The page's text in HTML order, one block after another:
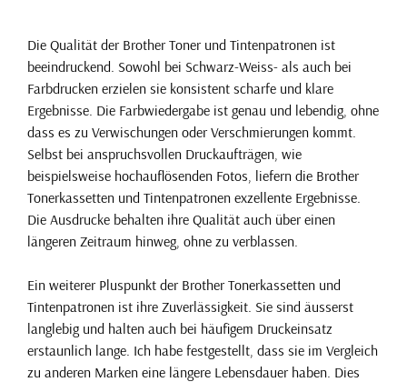
Die Qualität der Brother Toner und Tintenpatronen ist
beeindruckend. Sowohl bei Schwarz-Weiss- als auch bei
Farbdrucken erzielen sie konsistent scharfe und klare
Ergebnisse. Die Farbwiedergabe ist genau und lebendig, ohne
dass es zu Verwischungen oder Verschmierungen kommt.
Selbst bei anspruchsvollen Druckaufträgen, wie
beispielsweise hochauflösenden Fotos, liefern die Brother
Tonerkassetten und Tintenpatronen exzellente Ergebnisse.
Die Ausdrucke behalten ihre Qualität auch über einen
längeren Zeitraum hinweg, ohne zu verblassen.
Ein weiterer Pluspunkt der Brother Tonerkassetten und
Tintenpatronen ist ihre Zuverlässigkeit. Sie sind äusserst
langlebig und halten auch bei häufigem Druckeinsatz
erstaunlich lange. Ich habe festgestellt, dass sie im Vergleich
zu anderen Marken eine längere Lebensdauer haben. Dies